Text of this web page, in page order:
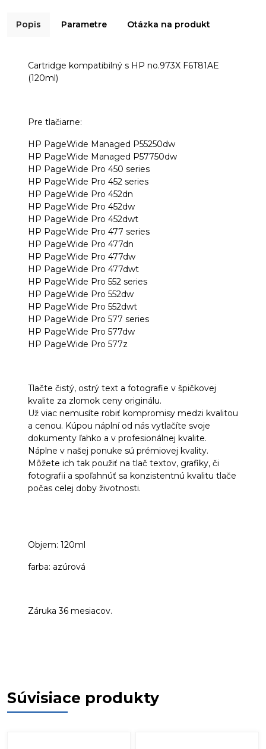
Popis Parametre Otázka na produkt
Cartridge kompatibilný s HP no.973X F6T81AE
(120ml)
Pre tlačiarne:
HP PageWide Managed P55250dw
HP PageWide Managed P57750dw
HP PageWide Pro 450 series
HP PageWide Pro 452 series
HP PageWide Pro 452dn
HP PageWide Pro 452dw
HP PageWide Pro 452dwt
HP PageWide Pro 477 series
HP PageWide Pro 477dn
HP PageWide Pro 477dw
HP PageWide Pro 477dwt
HP PageWide Pro 552 series
HP PageWide Pro 552dw
HP PageWide Pro 552dwt
HP PageWide Pro 577 series
HP PageWide Pro 577dw
HP PageWide Pro 577z
Tlačte čistý, ostrý text a fotografie v špičkovej
kvalite za zlomok ceny originálu.
Už viac nemusíte robiť kompromisy medzi kvalitou
a cenou. Kúpou náplní od nás vytlačíte svoje
dokumenty ľahko a v profesionálnej kvalite.
Náplne v našej ponuke sú prémiovej kvality.
Môžete ich tak použiť na tlač textov, grafiky, či
fotografii a spoľahnúť sa konzistentnú kvalitu tlače
počas celej doby životnosti.
Objem: 120ml
farba: azúrová
Záruka 36 mesiacov.
Súvisiace produkty